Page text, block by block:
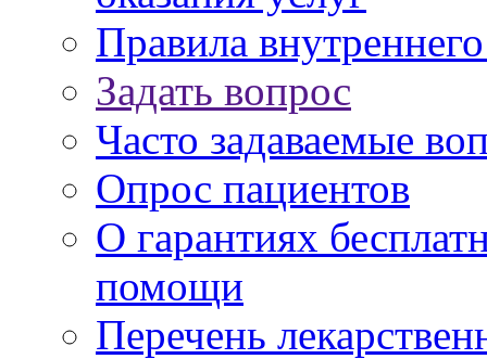
Правила
Задать вопрос
Часто задаваемые
Опрос пациентов
О гарантиях
помощи
Перечень